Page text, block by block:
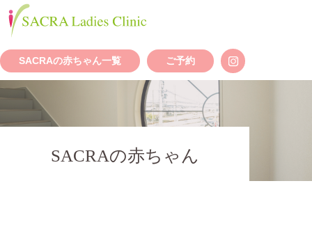
SACRAの赤ちゃん一覧 ご予約
SACRAの赤ちゃん